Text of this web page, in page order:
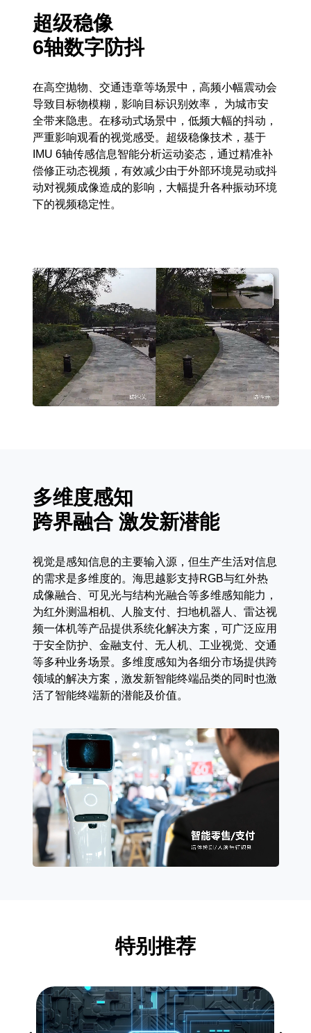
超级稳像
6轴数字防抖
在高空抛物、交通违章等场景中，高频小幅震动会
导致目标物模糊，影响目标识别效率， 为城市安
全带来隐患。在移动式场景中，低频大幅的抖动，
严重影响观看的视觉感受。超级稳像技术，基于
IMU 6轴传感信息智能分析运动姿态，通过精准补
偿修正动态视频，有效减少由于外部环境晃动或抖
动对视频成像造成的影响，大幅提升各种振动环境
下的视频稳定性。
多维度感知
跨界融合 激发新潜能
视觉是感知信息的主要输入源，但生产生活对信息
的需求是多维度的。海思越影支持RGB与红外热
成像融合、可见光与结构光融合等多维感知能力，
为红外测温相机、人脸支付、扫地机器人、雷达视
频一体机等产品提供系统化解决方案，可广泛应用
于安全防护、金融支付、无人机、工业视觉、交通
等多种业务场景。多维度感知为各细分市场提供跨
领域的解决方案，激发新智能终端品类的同时也激
活了智能终端新的潜能及价值。
特别推荐